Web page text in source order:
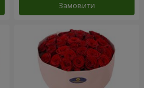
Замовити